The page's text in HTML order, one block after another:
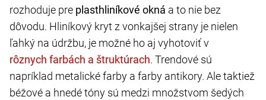
rozhoduje pre plasthliníkové okná a to nie bez
dôvodu. Hliníkový kryt z vonkajšej strany je nielen
ľahký na údržbu, je možné ho aj vyhotoviť v
. Trendové sú
napríklad metalické farby a farby antikory. Ale taktiež
béžové a hnedé tóny sú medzi množstvom šedých